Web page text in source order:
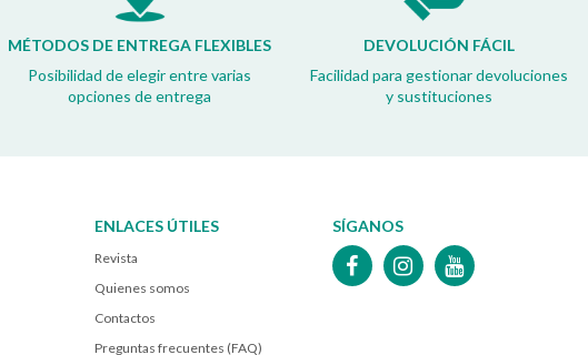
MÉTODOS DE ENTREGA FLEXIBLES
Posibilidad de elegir entre varias
opciones de entrega
DEVOLUCIÓN FÁCIL
Facilidad para gestionar devoluciones
y sustituciones
ENLACES ÚTILES
Revista
Quienes somos
Contactos
Preguntas frecuentes (FAQ)
SÍGANOS